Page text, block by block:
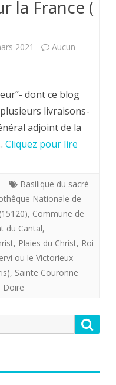
V
la France (
2021
Aucun
dont ce blog
livraisons-
adjoint de la
Cliquez pour lire
Basilique du sacré-
Nationale de
, Commune de
du Cantal,
, Plaies du Christ, Roi
ou le Victorieux
, Sainte Couronne
Doire